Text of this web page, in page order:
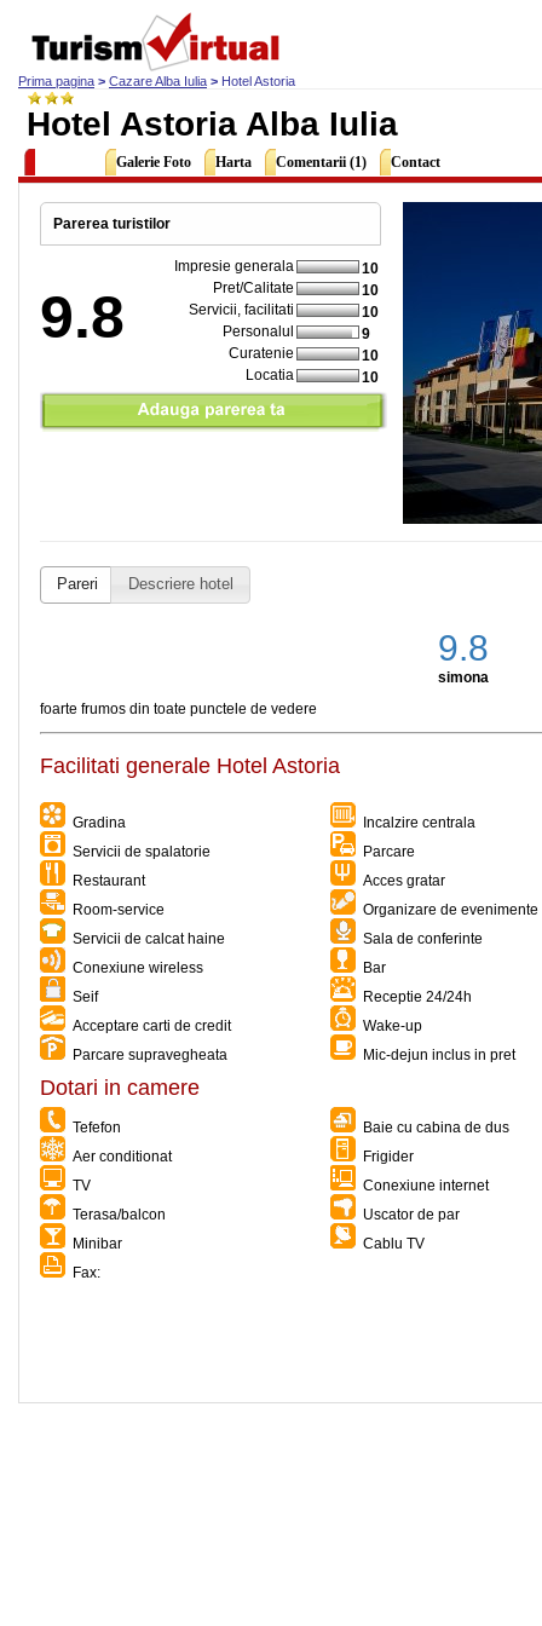
Prima pagina > Cazare Alba Iulia > Hotel Astoria
Hotel Astoria Alba Iulia
Galerie Foto Harta Comentarii (1) Contact
Parerea turistilor
9.8
Impresie generala
10
Pret/Calitate
10
Servicii, facilitati
10
Personalul
9
Curatenie
10
Locatia
10
Pareri Descriere hotel
9.8
simona
foarte frumos din toate punctele de vedere
Facilitati generale Hotel Astoria
Gradina
Incalzire centrala
Servicii de spalatorie
Parcare
Restaurant
Acces gratar
Room-service
Organizare de
Servicii de calcat haine
Sala de conferinte
Conexiune wireless
Bar
Seif
Receptie 24/24h
Acceptare carti de credit
Wake-up
Parcare supravegheata
Mic-dejun inclus in pret
Dotari in camere
Tefefon
Baie cu cabina de dus
Aer conditionat
Frigider
TV
Conexiune internet
Terasa/balcon
Uscator de par
Minibar
Cablu TV
Fax: